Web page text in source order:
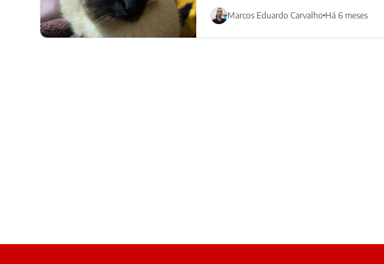
Marcos Eduardo Carvalho Há 6 meses